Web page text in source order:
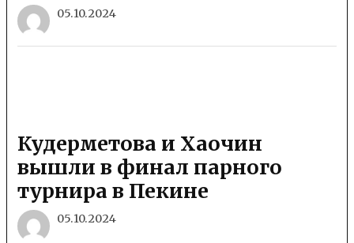
05.10.2024
Кудерметова и Хаочин
вышли в финал парного
турнира в Пекине
05.10.2024